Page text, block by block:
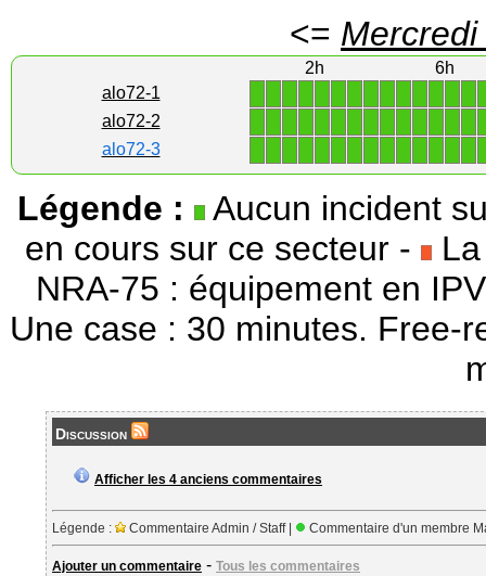
<=
2h
6h
alo72-1
alo72-2
alo72-3
Légende :
Aucun incident
en cours sur ce secteur - La
NRA-75 : équipement en
Une case : 30 minutes. Free-
Discussion
Afficher les 4 anciens commentaires
Légende : Commentaire Admin / Staff | Commentaire d'un membre
Ajouter un commentaire - Tous les commentaires